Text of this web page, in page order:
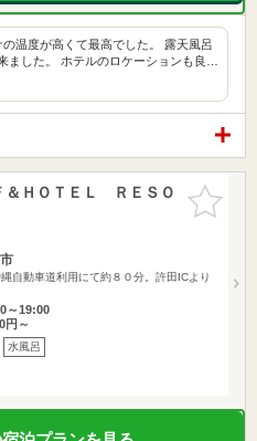
温度が高くて最高でした。 露天風呂
ました。 ホテルのロケーションも良…
お気に入
りに追加
＆ＨＯＴＥＬ ＲＥＳＯ
自動車道利用にて約８０分。許田ICより
～19:00
円～
水風呂